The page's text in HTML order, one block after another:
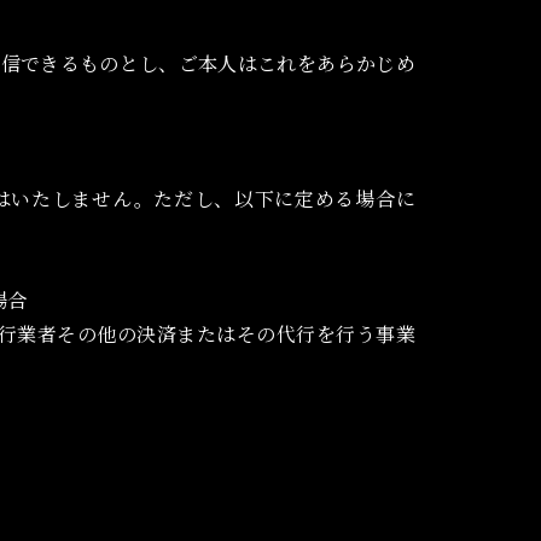
できるものとし、ご本人はこれをあらかじめ
たしません。ただし、以下に定める場合に
合
業者その他の決済またはその代行を行う事業